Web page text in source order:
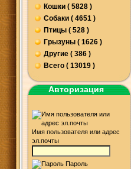
Кошки ( 5828 )
Собаки ( 4651 )
Птицы ( 528 )
Грызуны ( 1626 )
Другие ( 386 )
Всего ( 13019 )
Авторизация
Имя пользователя или адрес
эл.почты
Пароль